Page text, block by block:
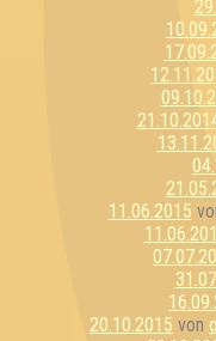
11.06.2015
20.10.2015 von